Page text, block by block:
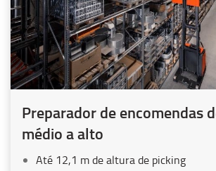
Preparador de encomendas
médio a alto
Até 12,1 m de altura de picking